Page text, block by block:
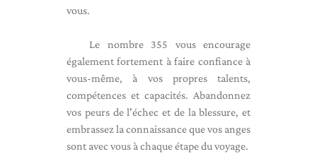
vous.
Le nombre 355 vous encourage
également fortement à faire confiance à
vous-même, à vos propres talents,
compétences et capacités. Abandonnez
vos peurs de l'échec et de la blessure, et
embrassez la connaissance que vos anges
sont avec vous à chaque étape du voyage.